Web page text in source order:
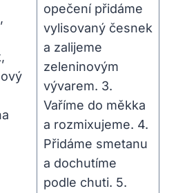
opečení ⁣přidáme
vylisovaný česnek
a zalijeme⁣
zeleninovým
vývarem. 3. ​
Vaříme do měkka
a rozmixujeme. 4.
Přidáme smetanu
a‍ dochutíme
podle chuti.⁤ 5.